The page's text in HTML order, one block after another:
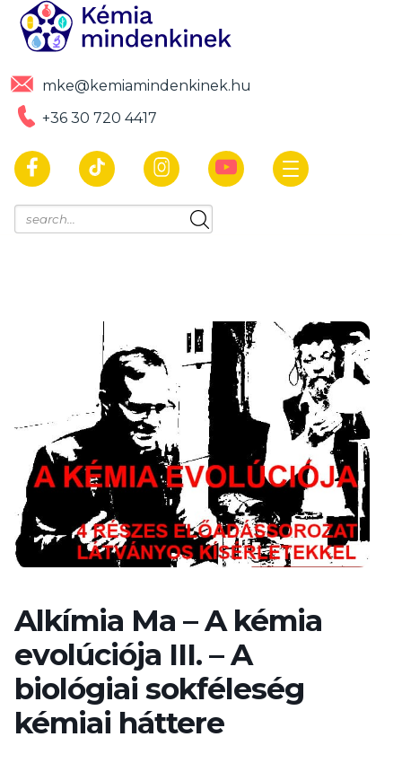
mke@kemiamindenkinek.hu
+36 30 720 4417
Alkímia Ma – A kémia
evolúciója III. – A
biológiai sokféleség
kémiai háttere